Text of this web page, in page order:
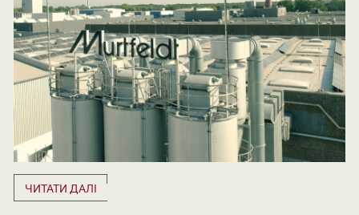
ЧИТАТИ ДАЛІ